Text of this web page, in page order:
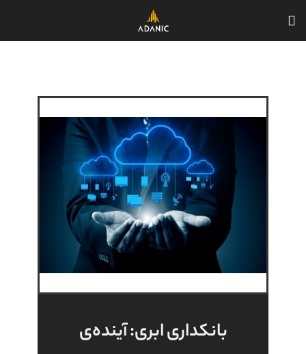
بانکداری ابری: آینده‌ی